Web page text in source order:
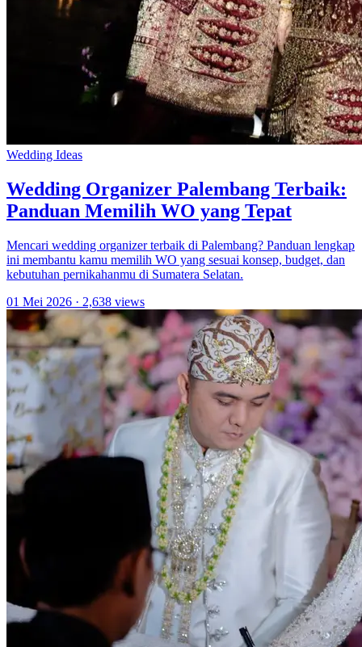
Wedding Ideas
Wedding Organizer Palembang Terbaik:
Panduan Memilih WO yang Tepat
Mencari wedding organizer terbaik di Palembang? Panduan lengkap
ini membantu kamu memilih WO yang sesuai konsep, budget, dan
kebutuhan pernikahanmu di Sumatera Selatan.
01 Mei 2026 · 2,638 views